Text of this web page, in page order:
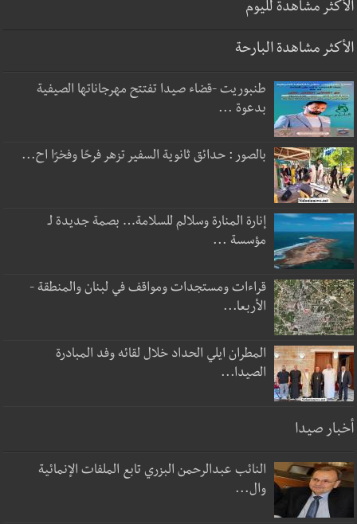
الأكثر مشاهدة لليوم
الأكثر مشاهدة البارحة
طنبوريت -قضاء صيدا تفتتح مهرجاناتها الصيفية
بدعوة ...
بالصور : حدائق ثانوية السفير تزهر فرحًا وفخرًا اح...
إنارة المنارة وسلالم للسلامة… بصمة جديدة لـ
مؤسسة ...
قراءات ومستجدات ومواقف في لبنان والمنطقة -
الأربعا...
المطران ايلي الحداد خلال لقائه وفد المبادرة
الصيدا...
أخبار صيدا
النائب عبدالرحمن البزري تابع الملفات الإنمائية
وال...